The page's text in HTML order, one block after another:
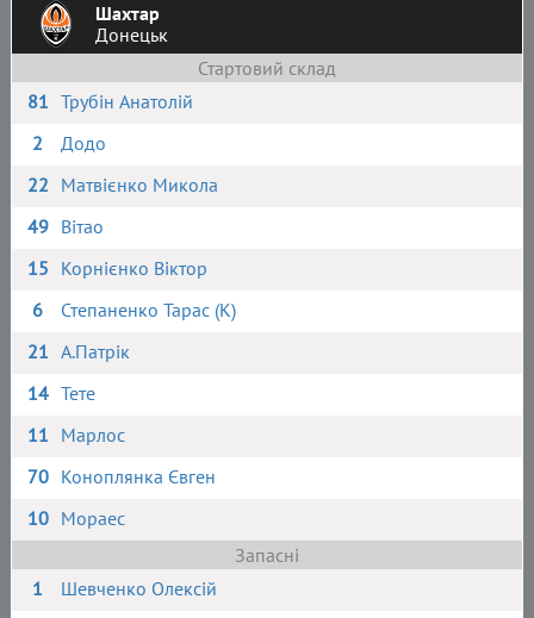
Шахтар
Донецьк
Стартовий склад
81 Трубін Анатолій
2
Додо
22 Матвієнко Микола
49 Вітао
15 Корнієнко Віктор
6
Степаненко Тарас (К)
21 А.Патрік
14 Тете
11 Марлос
70 Коноплянка Євген
10 Мораес
Запасні
1
Шевченко Олексій